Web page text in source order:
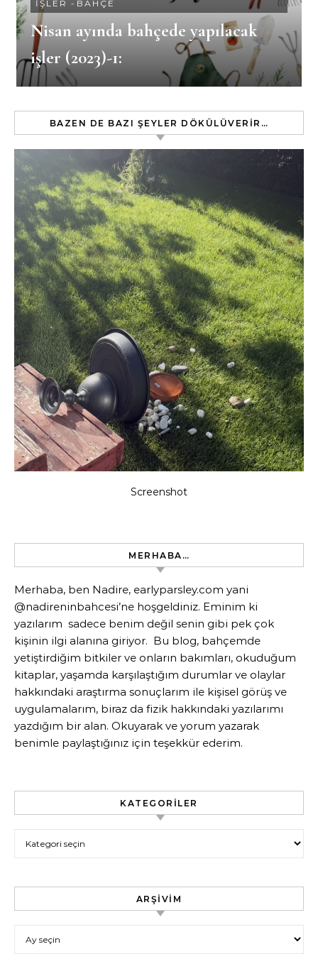
İŞLER - BAHÇE
Nisan ayında bahçede yapılacak
işler (2023)-1:
BAZEN DE BAZI ŞEYLER DÖKÜLÜVERIR…
Screenshot
MERHABA…
Merhaba, ben Nadire, earlyparsley.com yani
@nadireninbahcesi’ne hoşgeldiniz. Eminim ki
yazılarım sadece benim değil senin gibi pek çok
kişinin ilgi alanına giriyor. Bu blog, bahçemde
yetiştirdiğim bitkiler ve onların bakımları, okuduğum
kitaplar, yaşamda karşılaştığım durumlar ve olaylar
hakkındaki araştırma sonuçlarım ile kişisel görüş ve
uygulamalarım, biraz da fizik hakkındaki yazılarımı
yazdığım bir alan. Okuyarak ve yorum yazarak
benimle paylaştığınız için teşekkür ederim.
KATEGORILER
ARŞIVIM